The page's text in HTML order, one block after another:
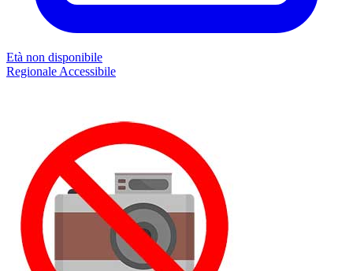
Età non disponibile
Regionale Accessibile